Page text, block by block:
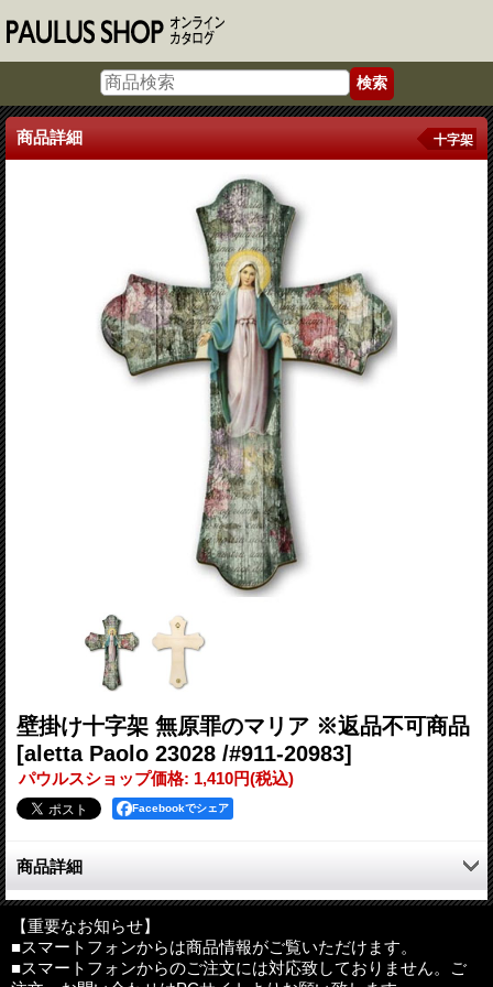
商品詳細 十字架
壁掛け十字架 無原罪のマリア ※返品不可商品
[aletta Paolo 23028 /#911-20983]
パウルスショップ価格: 1,410円(税込)
Facebookでシェア
商品詳細
英字のみことばが大人っぽさを引き立てる、ヴィンテージ調デザ
インの木製壁掛け十字架。
サイズ：約縦25cm×横17.5cm、厚さ0.8cm
【重要なお知らせ】
■スマートフォンからは商品情報がご覧いただけます。
■スマートフォンからのご注文には対応致しておりません。ご